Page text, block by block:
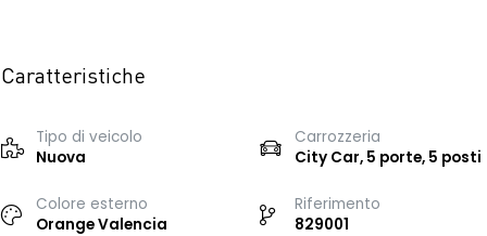
Caratteristiche
Tipo di veicolo
Nuova
Carrozzeria
City Car, 5 porte, 5 posti
Colore esterno
Orange Valencia
Riferimento
829001